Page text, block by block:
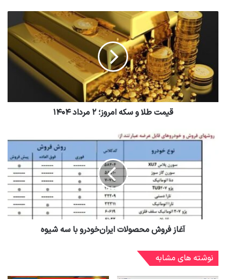
قیمت طلا و سکه امروز؛ ۲ مرداد ۱۴۰۴
آغاز فروش محصولات ایران‌خودرو با سه شیوه
نوشته های مشابه